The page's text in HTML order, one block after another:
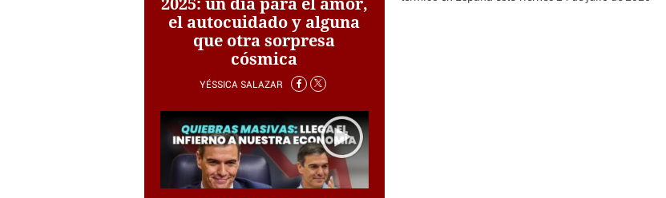
el autocuidado y alguna
que otra sorpresa
cósmica
YÉSSICA SALAZAR